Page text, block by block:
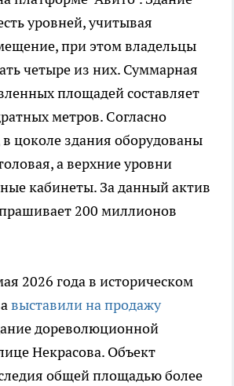
уровней, учитывая
при этом владельцы
четыре из них. Суммарная
площадей составляет
метров. Согласно
цоколе здания оборудованы
а верхние уровни
кабинеты. За данный актив
200 миллионов
2026 года в историческом
выставили на продажу
дореволюционной
Некрасова. Объект
общей площадью более